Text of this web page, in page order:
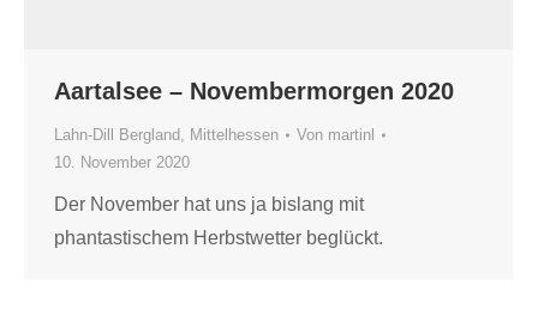
Aartalsee – Novembermorgen 2020
Lahn-Dill Bergland, Mittelhessen Von martinl
10. November 2020
Der November hat uns ja bislang mit
phantastischem Herbstwetter beglückt.